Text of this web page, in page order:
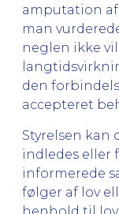
amputation af
man
neglen ikke
den
accepteret
Styrelsen kan
indledes eller
informerede
følger af lov
henhold til lov